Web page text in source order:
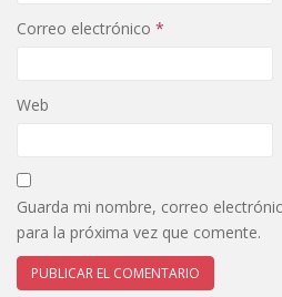
Correo electrónico *
Web
Guarda mi nombre, correo
para la próxima vez que comente.